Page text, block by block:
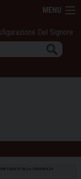
MENU
Del Signore
DELLA CONFERENZA